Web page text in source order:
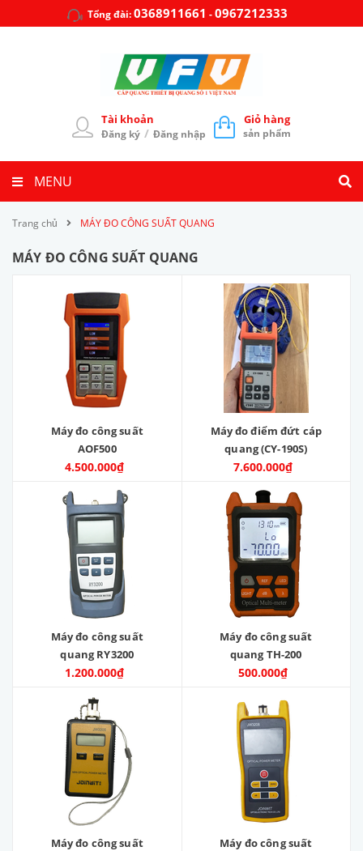
Tổng đài:0368911661 -0967212333
Tài khoản
Đăng ký / Đăng nhập
Giỏ hàng
sản phẩm
MENU
Trang chủ MÁY ĐO CÔNG SUẤT QUANG
MÁY ĐO CÔNG SUẤT QUANG
Máy đo công suất
AOF500
4.500.000₫
Máy đo điểm đứt cáp
quang (CY-190S)
7.600.000₫
Máy đo công suất
quang RY3200
1.200.000₫
Máy đo công suất
quang TH-200
500.000₫
Máy đo công suất
Máy đo công suất